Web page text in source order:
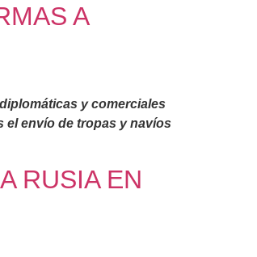
A
y comerciales
el envío de tropas y navíos
RUSIA EN